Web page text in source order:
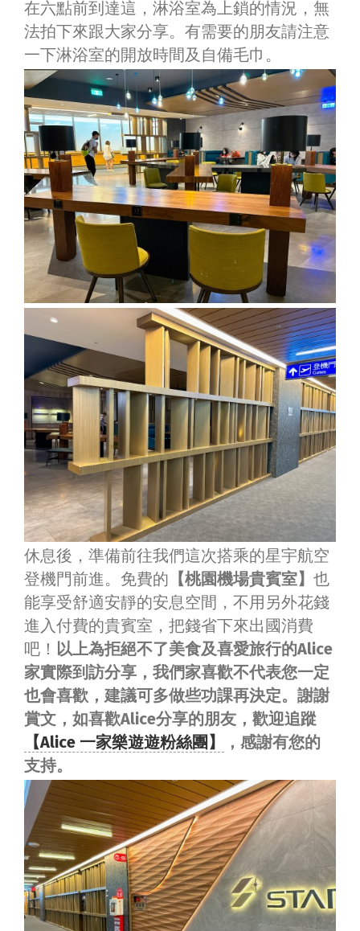
在六點前到達這，淋浴室為上鎖的情況，無
法拍下來跟大家分享。有需要的朋友請注意
一下淋浴室的開放時間及自備毛巾。
休息後，準備前往我們這次搭乘的星宇航空
登機門前進。免費的 【桃園機場貴賓室】 也
能享受舒適安靜的安息空間，不用另外花錢
進入付費的貴賓室，把錢省下來出國消費
吧！ 以上為拒絕不了美食及喜愛旅行的Alice
家實際到訪分享，我們家喜歡不代表您一定
也會喜歡，建議可多做些功課再決定。謝謝
賞文，如喜歡Alice分享的朋友，歡迎追蹤
【Alice 一家樂遊遊粉絲團】
，感謝有您的
支持。